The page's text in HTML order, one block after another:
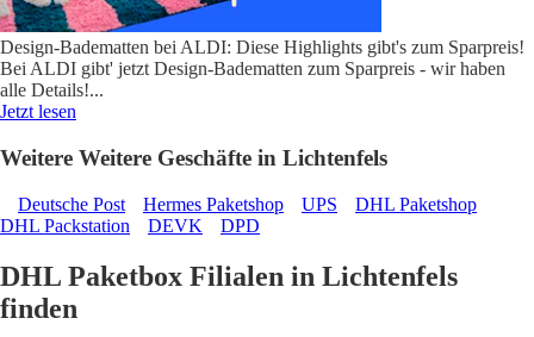
Design-Badematten bei ALDI: Diese Highlights gibt's zum Sparpreis!
Bei ALDI gibt' jetzt Design-Badematten zum Sparpreis - wir haben
alle Details!...
Jetzt lesen
Weitere Weitere Geschäfte in Lichtenfels
Deutsche Post Hermes Paketshop UPS
DHL Paketshop
DHL Packstation
DEVK DPD
DHL Paketbox Filialen in Lichtenfels
finden